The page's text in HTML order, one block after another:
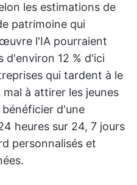
les estimations de
patrimoine qui
l'IA pourraient
d'environ 12 % d'ici
qui tardent à le
à attirer les jeunes
d'une
heures sur 24, 7 jours
personnalisés et